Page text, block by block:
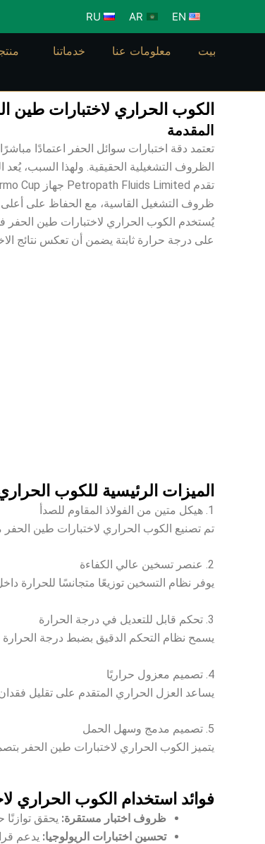
EN
AR
RU
بيت معلومات عنا خدماتنا
الكوب الحراري لاختبارات طين
المقدمة
تعتمد دقة اختبارات سوائل الحفر اعتمادًا
الظروف التشغيلية الحقيقية. ولهذا السبب،
ظروف التشغيل القاسية، مع الحفاظ على أعلى
يُستخدم الكوب الحراري لاختبارات طين الحفر في
على درجة حرارة ثابتة يضمن أن تعكس نتائج
الميزات الرئيسية للكوب
1. هيكل متين من الفولاذ المقاوم للصدأ
تم تصنيع الكوب الحراري لاختبارات طين الحفر
2. عنصر تسخين عالي الكفاءة
يوفر نظام التسخين توزيعًا متجانسًا للحرارة
3. تحكم قابل للتعديل في درجة الحرارة
يسمح نظام التحكم الدقيق بضبط درجة
4. تصميم معزول حراريًا
يساعد العزل الحراري المتقدم على تقليل فقدان
5. تصميم مدمج وسهل الحمل
يتميز الكوب الحراري لاختبارات طين الحفر
فوائد استخدام الكوب الحراري
ظروف اختبار مستقرة: يحقق توازنًا
تحسين اختبارات الريولوجيا: يدعم